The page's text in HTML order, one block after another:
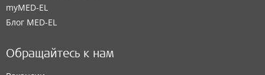
myMED‑EL
Блог MED-EL
Обращайтесь к нам